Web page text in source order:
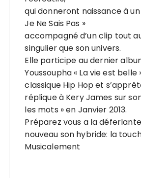
qui donneront naissance à un
Je Ne Sais Pas »
accompagné d’un clip tout
singulier que son univers.
Elle participe au dernier
Youssoupha « La vie est belle
classique Hip Hop et
réplique à Kery James sur
les mots » en Janvier 2013.
Préparez vous a la déferlante
nouveau son hybride: la
Musicalement